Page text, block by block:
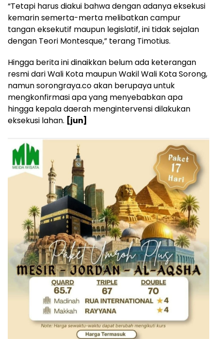
“Tetapi harus diakui bahwa dengan adanya eksekusi
kemarin semerta-merta melibatkan campur
tangan eksekutif maupun legislatif, ini tidak sejalan
dengan Teori Montesque,” terang Timotius.
Hingga berita ini dinaikkan belum ada keterangan
resmi dari Wali Kota maupun Wakil Wali Kota Sorong,
namun sorongraya.co akan berupaya untuk
mengkonfirmasi apa yang menyebabkan apa
hingga kepala daerah mengintervensi dilakukan
eksekusi lahan. [jun]